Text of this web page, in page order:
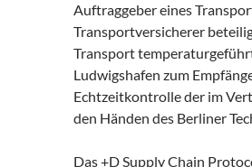
Auftraggeber eines
Transportversicherer
Transport
Ludwigshafen zum
Echtzeitkontrolle der im
den Händen des Berliner
Das +D Supply Chain